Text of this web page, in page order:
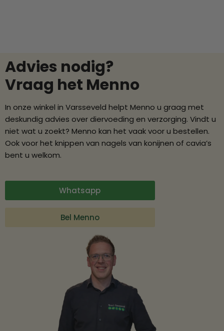
Advies nodig?
Vraag het Menno
In onze winkel in Varsseveld helpt Menno u graag met
deskundig advies over diervoeding en verzorging. Vindt u
niet wat u zoekt? Menno kan het vaak voor u bestellen.
Ook voor het knippen van nagels van konijnen of cavia’s
bent u welkom.
Whatsapp
Bel Menno